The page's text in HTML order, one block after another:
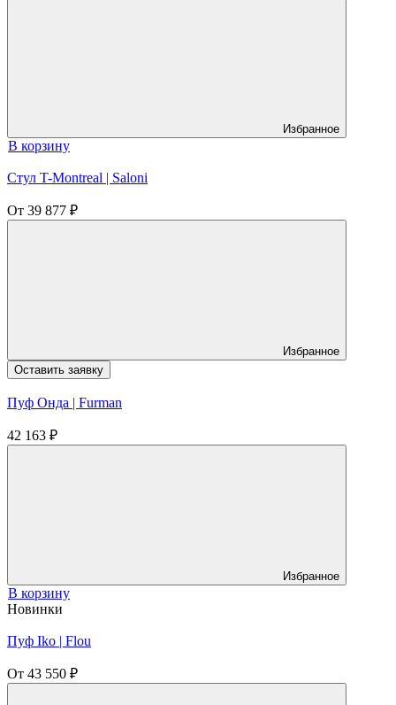
Избранное
В корзину
Стул T-Montreal | Saloni
От 39 877 ₽
Избранное
Оставить заявку
Пуф Онда | Furman
42 163 ₽
Избранное
В корзину
Новинки
Пуф Iko | Flou
От 43 550 ₽